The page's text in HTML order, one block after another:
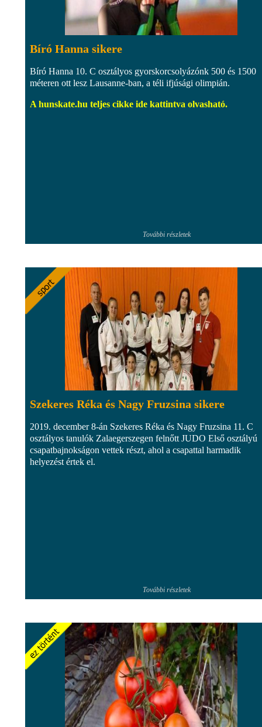
Bíró Hanna sikere
Bíró Hanna 10. C osztályos gyorskorcsolyázónk 500 és 1500
méteren ott lesz Lausanne-ban, a téli ifjúsági olimpián.
A hunskate.hu teljes cikke ide kattintva olvasható.
További részletek
Szekeres Réka és Nagy Fruzsina sikere
2019. december 8-án Szekeres Réka és Nagy Fruzsina 11. C
osztályos tanulók Zalaegerszegen felnőtt JUDO Első osztályú
csapatbajnokságon vettek részt, ahol a csapattal harmadik
helyezést értek el.
További részletek